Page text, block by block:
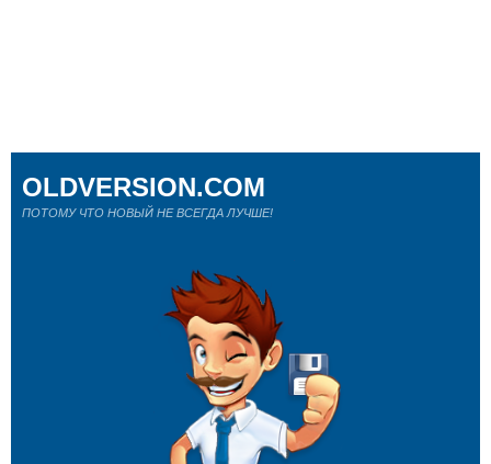
OLDVERSION.COM
ПОТОМУ ЧТО НОВЫЙ НЕ ВСЕГДА ЛУЧШЕ!